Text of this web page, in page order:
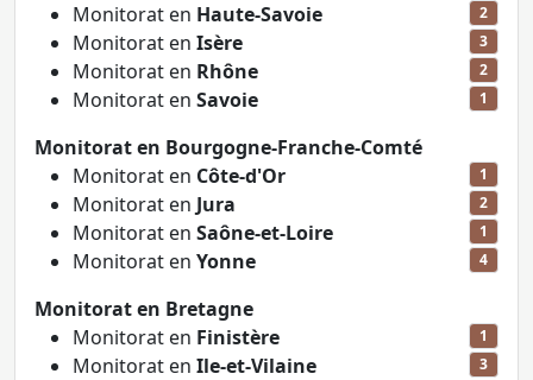
Monitorat en Haute-Savoie 2
Monitorat en Isère 3
Monitorat en Rhône 2
Monitorat en Savoie 1
Monitorat en Bourgogne-Franche-Comté
Monitorat en Côte-d'Or 1
Monitorat en Jura 2
Monitorat en Saône-et-Loire 1
Monitorat en Yonne 4
Monitorat en Bretagne
Monitorat en Finistère 1
Monitorat en Ile-et-Vilaine 3